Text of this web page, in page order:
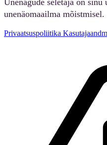
unenäomaailma mõistmisel.
Privaatsuspoliitika